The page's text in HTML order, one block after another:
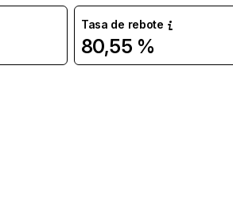
Tasa de rebote
80,55 %